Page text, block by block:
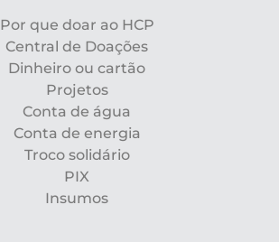
Por que doar ao HCP
Central de Doações
Dinheiro ou cartão
Projetos
Conta de água
Conta de energia
Troco solidário
PIX
Insumos